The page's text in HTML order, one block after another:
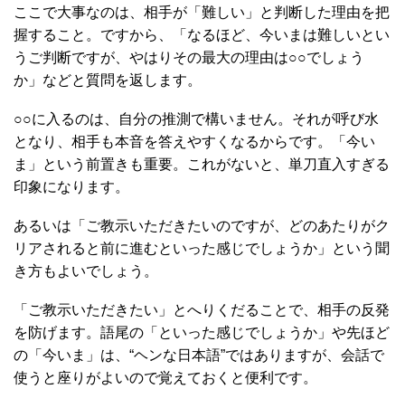
ここで大事なのは、相手が「難しい」と判断した理由を把
握すること。ですから、「なるほど、今いまは難しいとい
うご判断ですが、やはりその最大の理由は○○でしょう
か」などと質問を返します。
○○に入るのは、自分の推測で構いません。それが呼び水
となり、相手も本音を答えやすくなるからです。「今い
ま」という前置きも重要。これがないと、単刀直入すぎる
印象になります。
あるいは「ご教示いただきたいのですが、どのあたりがク
リアされると前に進むといった感じでしょうか」という聞
き方もよいでしょう。
「ご教示いただきたい」とへりくだることで、相手の反発
を防げます。語尾の「といった感じでしょうか」や先ほど
の「今いま」は、“ヘンな日本語”ではありますが、会話で
使うと座りがよいので覚えておくと便利です。